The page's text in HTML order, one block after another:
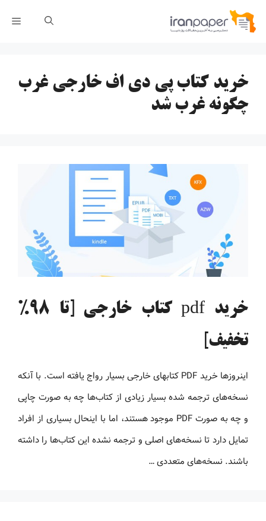
پرش
خرید کتاب پی دی اف خارجی غرب
چگونه غرب شد
خرید pdf کتاب خارجی [تا 98%
تخفیف]
اینروزها خرید PDF کتاب‎های خارجی بسیار رواج یافته است. با آنکه
نسخه‌های ترجمه شده بسیار زیادی از کتاب‌ها چه به صورت چاپی
و چه به صورت PDF موجود هستند، اما با اینحال بسیاری از افراد
تمایل دارد تا نسخه‌های اصلی و ترجمه نشده این کتاب‌ها را داشته
باشند. نسخه‌های متعددی …